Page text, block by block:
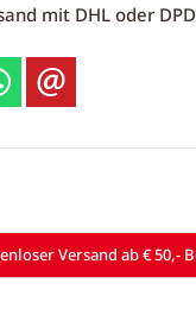
mit DHL oder DPD
Versand ab € 50,-